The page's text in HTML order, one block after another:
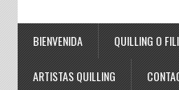
BIENVENIDA QUILLING O
ARTISTAS QUILLING